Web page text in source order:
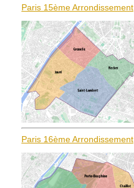
Paris 15ème Arrondissement
Paris 16ème Arrondissement